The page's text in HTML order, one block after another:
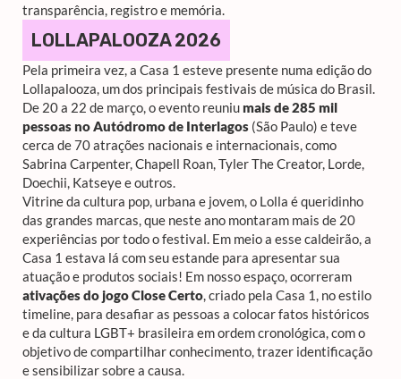
transparência, registro e memória.
LOLLAPALOOZA 2026
Pela primeira vez, a Casa 1 esteve presente numa edição do
Lollapalooza, um dos principais festivais de música do Brasil.
De 20 a 22 de março, o evento reuniu mais de 285 mil
pessoas no Autódromo de Interlagos (São Paulo) e teve
cerca de 70 atrações nacionais e internacionais, como
Sabrina Carpenter, Chapell Roan, Tyler The Creator, Lorde,
Doechii, Katseye e outros.
Vitrine da cultura pop, urbana e jovem, o Lolla é queridinho
das grandes marcas, que neste ano montaram mais de 20
experiências por todo o festival. Em meio a esse caldeirão, a
Casa 1 estava lá com seu estande para apresentar sua
atuação e produtos sociais! Em nosso espaço, ocorreram
ativações do jogo Close Certo, criado pela Casa 1, no estilo
timeline, para desafiar as pessoas a colocar fatos históricos
e da cultura LGBT+ brasileira em ordem cronológica, com o
objetivo de compartilhar conhecimento, trazer identificação
e sensibilizar sobre a causa.